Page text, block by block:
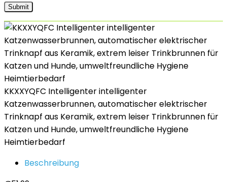
KKXXYQFC Intelligenter intelligenter
Katzenwasserbrunnen, automatischer elektrischer
Trinknapf aus Keramik, extrem leiser Trinkbrunnen für
Katzen und Hunde, umweltfreundliche Hygiene
Heimtierbedarf
Beschreibung